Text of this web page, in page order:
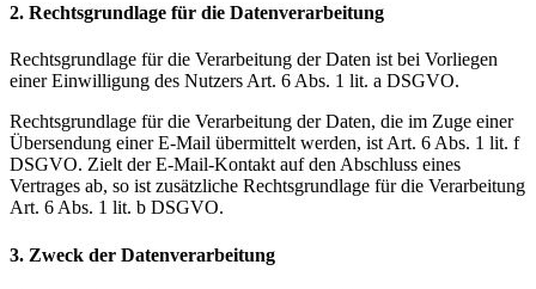
2. Rechtsgrundlage für die Datenverarbeitung
Rechtsgrundlage für die Verarbeitung der Daten ist bei Vorliegen
einer Einwilligung des Nutzers Art. 6 Abs. 1 lit. a DSGVO.
Rechtsgrundlage für die Verarbeitung der Daten, die im Zuge einer
Übersendung einer E-Mail übermittelt werden, ist Art. 6 Abs. 1 lit. f
DSGVO. Zielt der E-Mail-Kontakt auf den Abschluss eines
Vertrages ab, so ist zusätzliche Rechtsgrundlage für die Verarbeitung
Art. 6 Abs. 1 lit. b DSGVO.
3. Zweck der Datenverarbeitung